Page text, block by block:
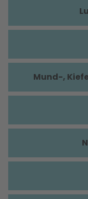
Mund-,